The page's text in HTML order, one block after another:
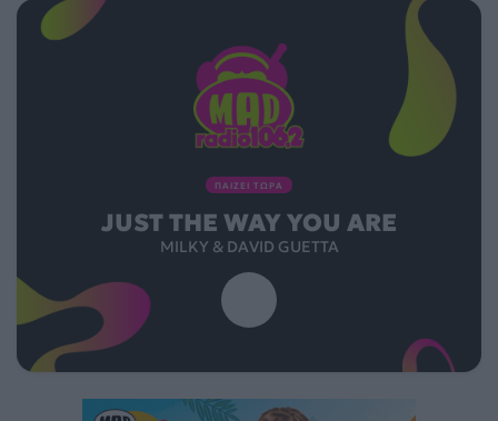
ΠΑΙΖΕΙ ΤΩΡΑ
JUST THE WAY YOU ARE
MILKY & DAVID GUETTA